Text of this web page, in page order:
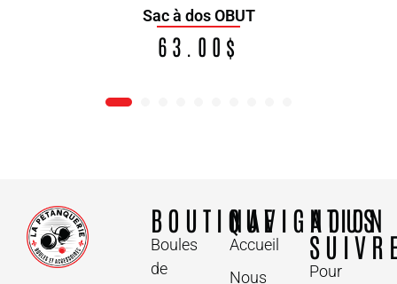
Sac à dos OBUT
63.00 $
BOUTIQUE
Boules
de
NAVIGATION
Accueil
Nous
NOUS
Pour